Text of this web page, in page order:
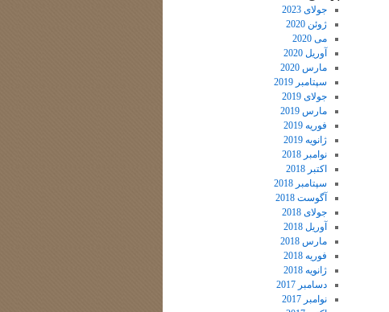
جولای 2023
ژوئن 2020
می 2020
آوریل 2020
مارس 2020
سپتامبر 2019
جولای 2019
مارس 2019
فوریه 2019
ژانویه 2019
نوامبر 2018
اکتبر 2018
سپتامبر 2018
آگوست 2018
جولای 2018
آوریل 2018
مارس 2018
فوریه 2018
ژانویه 2018
دسامبر 2017
نوامبر 2017